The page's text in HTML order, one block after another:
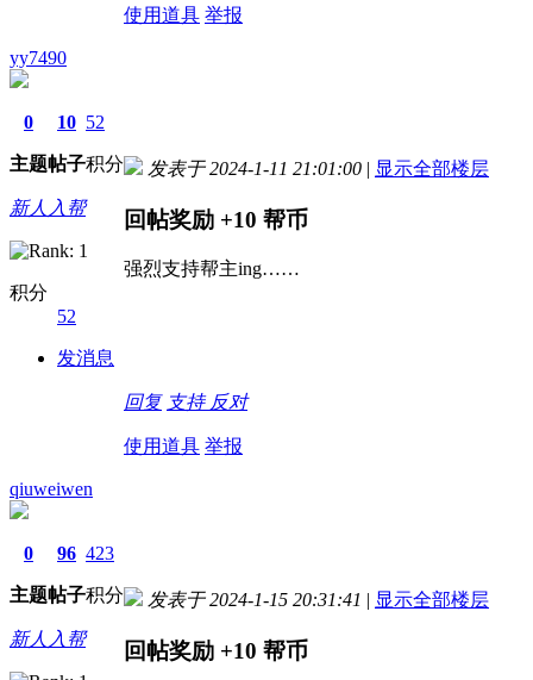
使用道具 举报
yy7490
0
主题
10
帖子
52
积分
新人入帮
积分
52
发消息
发表于 2024-1-11 21:01:00 | 显示全部楼层
回帖奖励 +10 帮币
强烈支持帮主ing……
回复 支持 反对
使用道具 举报
qiuweiwen
0
主题
96
帖子
423
积分
新人入帮
发表于 2024-1-15 20:31:41 | 显示全部楼层
回帖奖励 +10 帮币